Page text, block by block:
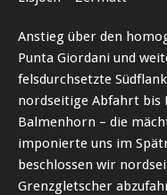
Anstieg über den
Punta Giordani und
felsdurchsetzte
nordseitige Abfahrt bis
Balmenhorn – die
imponierte uns im
beschlossen wir
Grenzgletscher